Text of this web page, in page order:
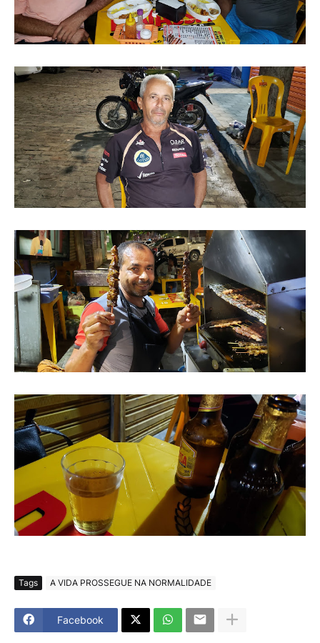
Tags A VIDA PROSSEGUE NA NORMALIDADE
Facebook